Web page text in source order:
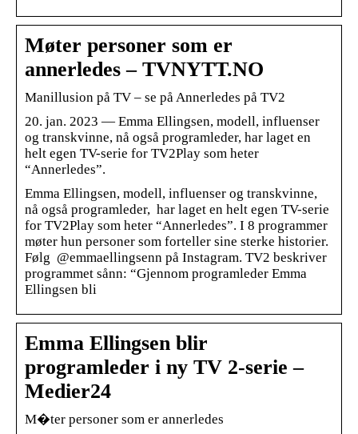
Møter personer som er
annerledes – TVNYTT.NO
Manillusion på TV – se på Annerledes på TV2
20. jan. 2023 — Emma Ellingsen, modell, influenser
og transkvinne, nå også programleder, har laget en
helt egen TV-serie for TV2Play som heter
“Annerledes”.
Emma Ellingsen, modell, influenser og transkvinne,
nå også programleder, har laget en helt egen TV-serie
for TV2Play som heter “Annerledes”. I 8 programmer
møter hun personer som forteller sine sterke historier.
Følg @emmaellingsenn på Instagram. TV2 beskriver
programmet sånn: “Gjennom programleder Emma
Ellingsen bli
Emma Ellingsen blir
programleder i ny TV 2-serie –
Medier24
M�ter personer som er annerledes